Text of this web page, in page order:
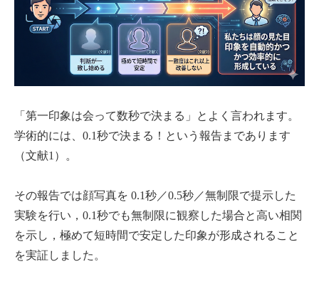
「第一印象は会って数秒で決まる」とよく言われます。
学術的には、0.1秒で決まる！という報告まであります
（文献1）。
その報告では顔写真を 0.1秒／0.5秒／無制限で提示した
実験を行い，0.1秒でも無制限に観察した場合と高い相関
を示し，極めて短時間で安定した印象が形成されること
を実証しました。